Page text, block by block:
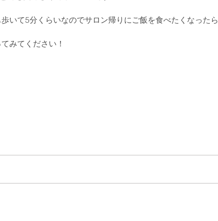
いて5分くらいなのでサロン帰りにご飯を食べたくなったら
みてください！